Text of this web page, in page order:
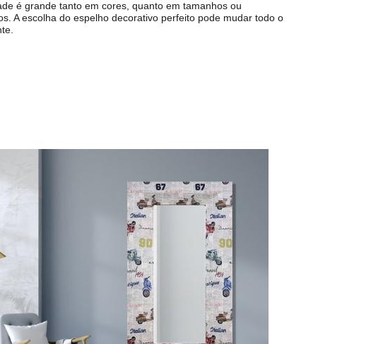
é grande tanto em cores, quanto em tamanhos ou
A escolha do espelho decorativo perfeito pode mudar todo o